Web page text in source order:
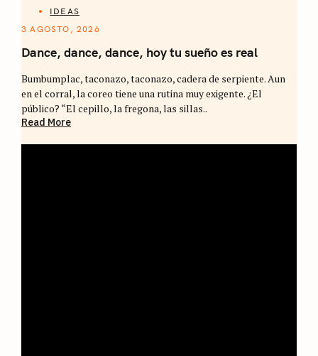
IDEAS
3 AGOSTO, 2026
Dance, dance, dance, hoy tu sueño es real
Bumbumplac, taconazo, taconazo, cadera de serpiente. Aun
en el corral, la coreo tiene una rutina muy exigente. ¿El
público? “El cepillo, la fregona, las sillas..
Read More